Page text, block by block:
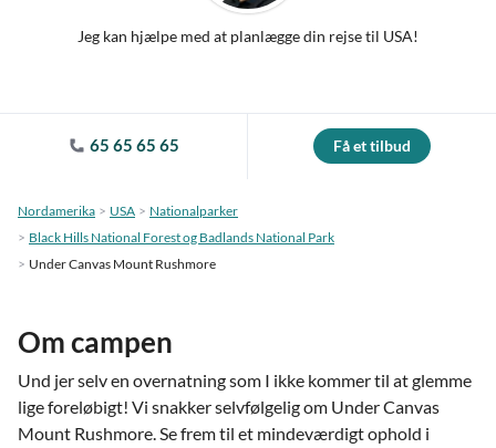
Jeg kan hjælpe med at planlægge din rejse til USA!
65 65 65 65 Få et tilbud
Nordamerika USA
Nationalparker
Black Hills National Forest og Badlands National Park
Under Canvas Mount Rushmore
Om campen
Und jer selv en overnatning som I ikke kommer til at glemme
lige foreløbigt! Vi snakker selvfølgelig om Under Canvas
Mount Rushmore. Se frem til et mindeværdigt ophold i